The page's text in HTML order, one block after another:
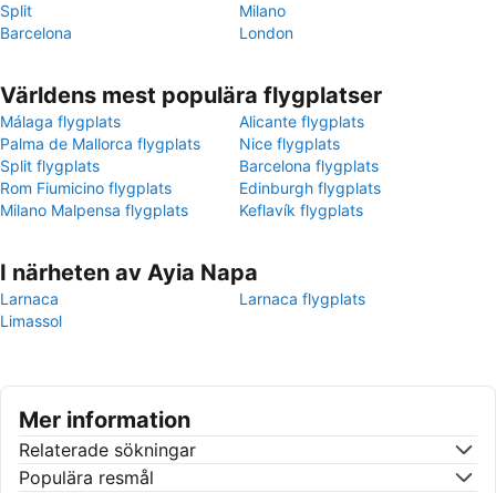
Split
Milano
Barcelona
London
Världens mest populära flygplatser
Málaga flygplats
Alicante flygplats
Palma de Mallorca flygplats
Nice flygplats
Split flygplats
Barcelona flygplats
Rom Fiumicino flygplats
Edinburgh flygplats
Milano Malpensa flygplats
Keflavík flygplats
I närheten av Ayia Napa
Larnaca
Larnaca flygplats
Limassol
Mer information
Relaterade sökningar
Populära resmål